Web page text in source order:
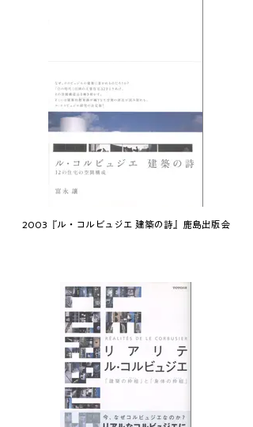
2003『ル・コルビュジエ 建築の詩』鹿島出版会